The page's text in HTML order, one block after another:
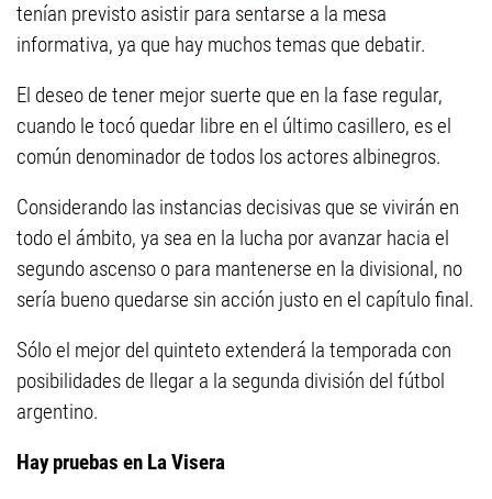
tenían previsto asistir para sentarse a la mesa
informativa, ya que hay muchos temas que debatir.
El deseo de tener mejor suerte que en la fase regular,
cuando le tocó quedar libre en el último casillero, es el
común denominador de todos los actores albinegros.
Considerando las instancias decisivas que se vivirán en
todo el ámbito, ya sea en la lucha por avanzar hacia el
segundo ascenso o para mantenerse en la divisional, no
sería bueno quedarse sin acción justo en el capítulo final.
Sólo el mejor del quinteto extenderá la temporada con
posibilidades de llegar a la segunda división del fútbol
argentino.
Hay pruebas en La Visera